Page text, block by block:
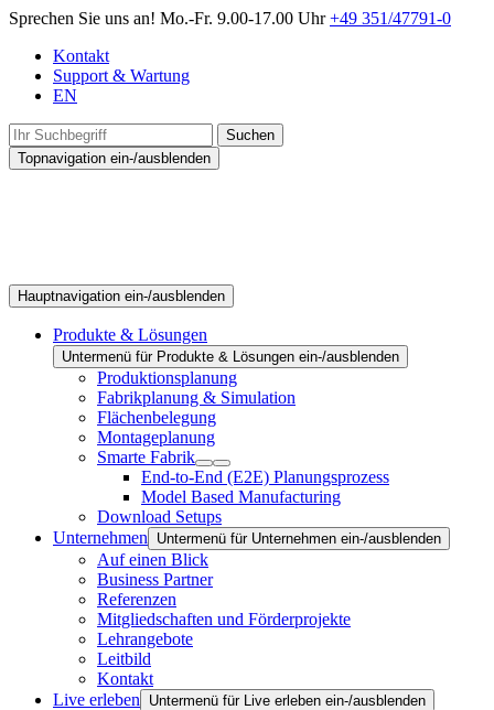
Sprechen Sie uns an! Mo.-Fr. 9.00-17.00 Uhr +49 351/47791-0
Kontakt
Support & Wartung
EN
Suchen
Topnavigation ein-/ausblenden
Hauptnavigation ein-/ausblenden
Produkte & Lösungen
Untermenü für Produkte & Lösungen ein-/ausblenden
Produktionsplanung
Fabrikplanung & Simulation
Flächenbelegung
Montageplanung
Smarte Fabrik
End-to-End (E2E) Planungsprozess
Model Based Manufacturing
Download Setups
Unternehmen
Untermenü für Unternehmen ein-/ausblenden
Auf einen Blick
Business Partner
Referenzen
Mitgliedschaften und Förderprojekte
Lehrangebote
Leitbild
Kontakt
Live erleben
Untermenü für Live erleben ein-/ausblenden